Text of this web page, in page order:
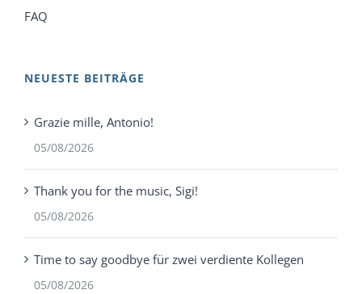
FAQ
NEUESTE BEITRÄGE
Grazie mille, Antonio!
05/08/2026
Thank you for the music, Sigi!
05/08/2026
Time to say goodbye für zwei verdiente Kollegen
05/08/2026